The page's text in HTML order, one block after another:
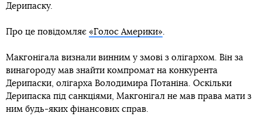
Дерипаску.
Про це повідомляє «Голос Америки».
Макгонігала визнали винним у змові з олігархом. Він за
винагороду мав знайти компромат на конкурента
Дерипаски, олігарха Володимира Потаніна. Оскільки
Дерипаска під санкціями, Макгонігал не мав права мати з
ним будь-яких фінансових справ.